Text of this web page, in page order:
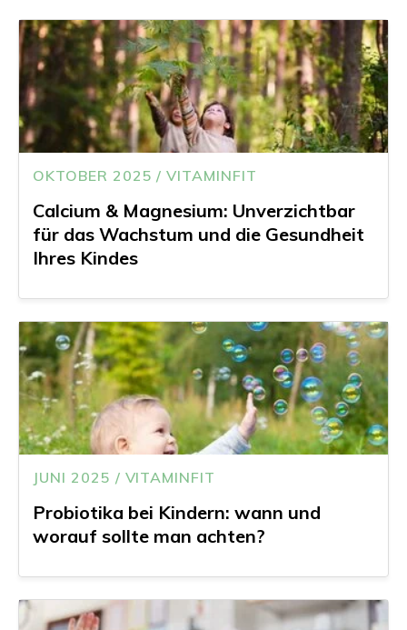
OKTOBER 2025 / VITAMINFIT
Calcium & Magnesium: Unverzichtbar
für das Wachstum und die Gesundheit
Ihres Kindes
JUNI 2025 / VITAMINFIT
Probiotika bei Kindern: wann und
worauf sollte man achten?